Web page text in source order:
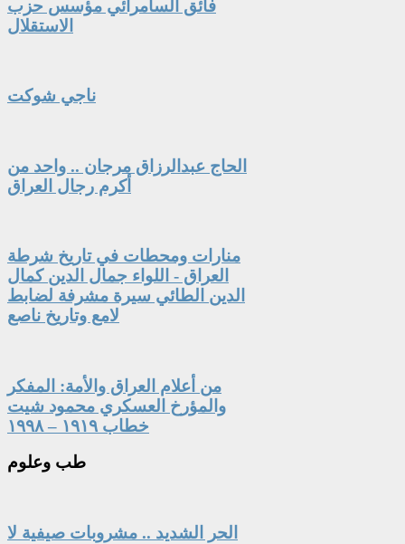
فائق السامرائي مؤسس حزب
الاستقلال
ناجي شوكت
الحاج عبدالرزاق مرجان .. واحد من
أكرم رجال العراق
منارات ومحطات في تاريخ شرطة
العراق - اللواء جمال الدين كمال
الدين الطائي سيرة مشرفة لضابط
لامع وتاريخ ناصع
من أعلام العراق والأمة: المفكر
والمؤرخ العسكري محمود شيت
خطاب ١٩١٩ – ١٩٩٨
طب وعلوم
الحر الشديد .. مشروبات صيفية لا